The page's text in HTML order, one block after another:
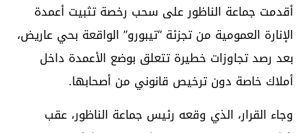
أقدمت جماعة الناظور على سحب رخصة تثبيت أعمدة
الإنارة العمومية من تجزئة “تيبورو” الواقعة بحي عاريض،
بعد رصد تجاوزات خطيرة تتعلق بوضع الأعمدة داخل
أملاك خاصة دون ترخيص قانوني من أصحابها.
وجاء القرار، الذي وقعه رئيس جماعة الناظور، عقب